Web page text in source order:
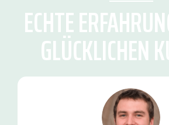
ECHTE
GLÜCKLICHEN